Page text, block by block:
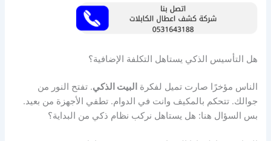
هل التأسيس الذكي يستاهل التكلفة الإضافية؟
الناس مؤخرًا صارت تميل لفكرة البيت الذكي. تفتح النور من
جوالك. تتحكم بالمكيف وانت في الدوام. تطفي الأجهزة من بعيد.
بس السؤال هنا: هل يستاهل نركب نظام ذكي من البداية؟